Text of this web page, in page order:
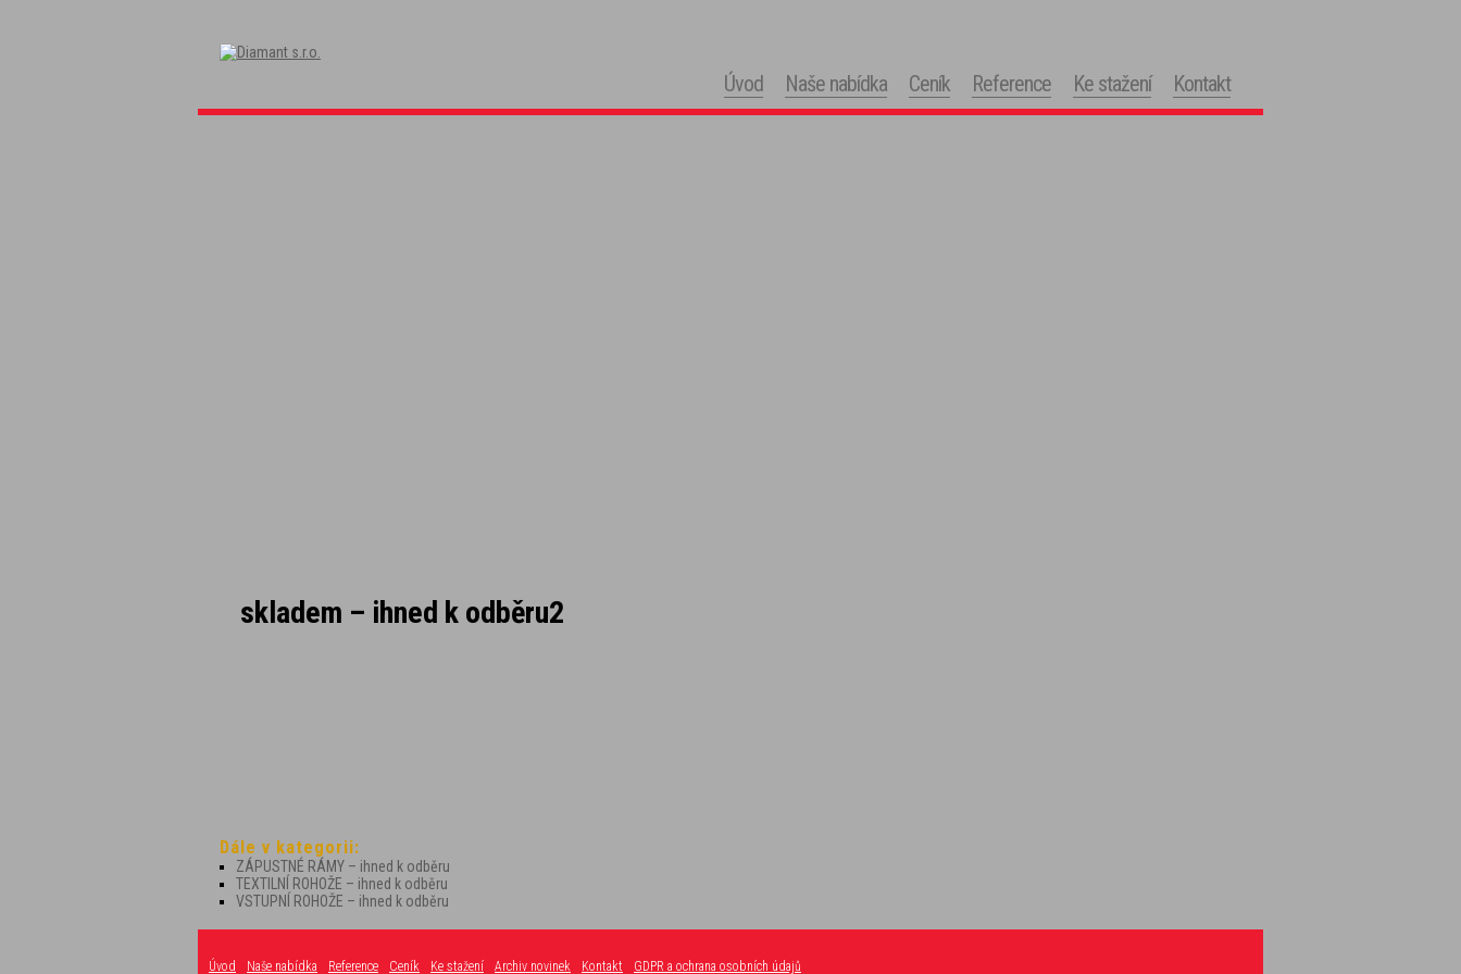
Úvod Naše nabídka Ceník Reference Ke stažení Kontakt
skladem – ihned k odběru2
Dále v kategorii:
ZÁPUSTNÉ RÁMY – ihned k odběru
TEXTILNÍ ROHOŽE – ihned k odběru
VSTUPNÍ ROHOŽE – ihned k odběru
Úvod Naše nabídka Reference Ceník Ke stažení Archiv novinek Kontakt GDPR a ochrana osobních údajů